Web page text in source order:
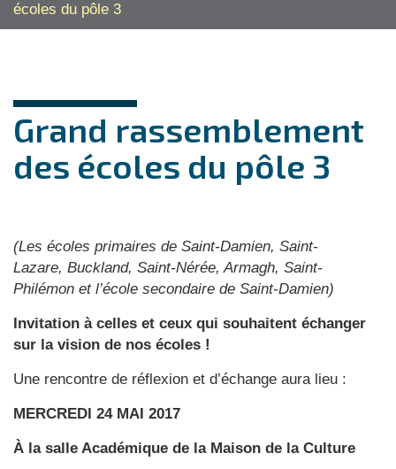
écoles du pôle 3
Grand rassemblement
des écoles du pôle 3
(Les écoles primaires de Saint-Damien, Saint-
Lazare, Buckland, Saint-Nérée, Armagh, Saint-
Philémon et l’école secondaire de Saint-Damien)
Invitation à celles et ceux qui souhaitent échanger
sur la vision de nos écoles !
Une rencontre de réflexion et d’échange aura lieu :
MERCREDI 24 MAI 2017
À la salle Académique de la Maison de la Culture